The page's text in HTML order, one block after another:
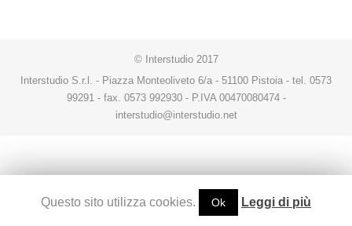
© Interstudio 2017
Interstudio S.r.l. - Piazza Monteoliveto 6/a - 51100 Pistoia - tel. 0573
99291 - fax. 0573 992930 - P.IVA 00470080474 -
interstudio@interstudio.net
Questo sito utilizza cookies. Ok Leggi di più